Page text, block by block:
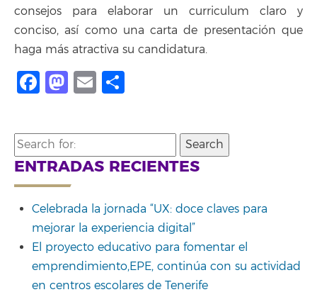
consejos para elaborar un curriculum claro y
conciso, así como una carta de presentación que
haga más atractiva su candidatura.
Facebook
Mastodon
Email
Search
for:
ENTRADAS RECIENTES
Celebrada la jornada “UX: doce claves para
mejorar la experiencia digital”
El proyecto educativo para fomentar el
emprendimiento,EPE, continúa con su actividad
en centros escolares de Tenerife